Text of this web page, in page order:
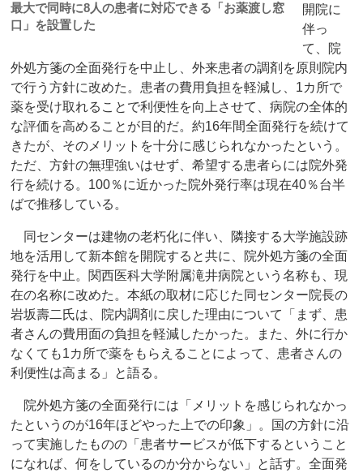
最大で同時に8人の患者に対応できる「お薬渡し窓
口」を設置した
開院に
伴っ
て、院
外処方箋の全面発行を中止し、外来患者の調剤を原則院内
で行う方針に改めた。患者の費用負担を軽減し、1カ所で
薬を受け取れることで利便性を向上させて、病院の全体的
な評価を高めることが目的だ。約16年間全面発行を続けて
きたが、そのメリットを十分に感じられなかったという。
ただ、方針の無理強いはせず、希望する患者らには院外発
行を続ける。100％に近かった院外発行率は現在40％台半
ばで推移している。
同センターは建物の老朽化に伴い、隣接する大学施設跡
地を活用して新本館を開院すると共に、院外処方箋の全面
発行を中止。関西医科大学附属滝井病院という名称も、現
在の名称に改めた。本紙の取材に応じた同センター院長の
岩坂壽二氏は、院内調剤に戻した理由について「まず、患
者さんの費用面の負担を軽減したかった。また、外に行か
なくても1カ所で薬をもらえることによって、患者さんの
利便性は高まる」と語る。
院外処方箋の全面発行には「メリットを感じられなかっ
たというのが16年ほどやった上での印象」。国の方針に沿
って実施したものの「患者サービスが低下するということ
になれば、何をしているのか分からない」と話す。全面発